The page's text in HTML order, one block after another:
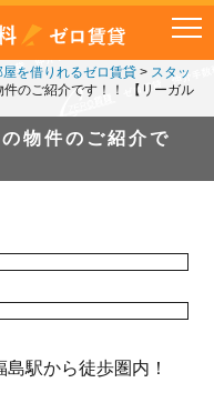
屋を借りれるゼロ賃貸> スタッ
のご紹介です！！ 【リーガル
物件のご紹介で
駅から徒歩圏内！